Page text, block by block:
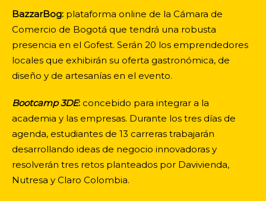
BazzarBog: plataforma online de la Cámara de
Comercio de Bogotá que tendrá una robusta
presencia en el Gofest. Serán 20 los emprendedores
locales que exhibirán su oferta gastronómica, de
diseño y de artesanías en el evento.
Bootcamp 3DE: concebido para integrar a la
academia y las empresas. Durante los tres días de
agenda, estudiantes de 13 carreras trabajarán
desarrollando ideas de negocio innovadoras y
resolverán tres retos planteados por Davivienda,
Nutresa y Claro Colombia.